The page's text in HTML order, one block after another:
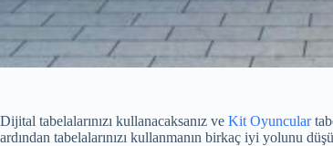
Dijital tabelalarınızı kullanacaksanız ve Kit Oyuncular
ardından tabelalarınızı kullanmanın birkaç iyi yolunu